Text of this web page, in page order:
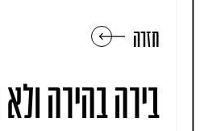
בירה בהירה
חזרה